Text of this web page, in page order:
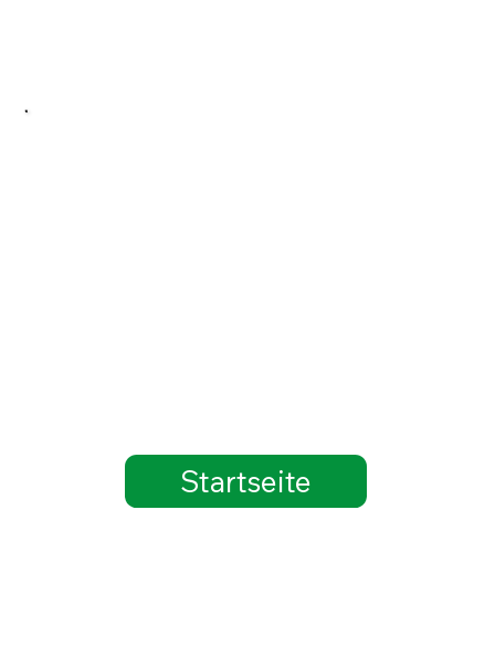
Startseite